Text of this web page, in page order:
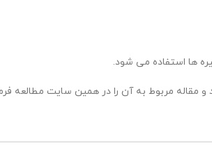
ها استفاده می شود.
و مقاله مربوط به آن را در همین سایت مطالعه